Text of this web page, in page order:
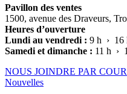
Pavillon des ventes
1500, avenue des Draveurs,
Heures d’ouverture
Lundi au vendredi : 9 h › 16
Samedi et dimanche : 11 h ›
NOUS JOINDRE PAR
Nouvelles